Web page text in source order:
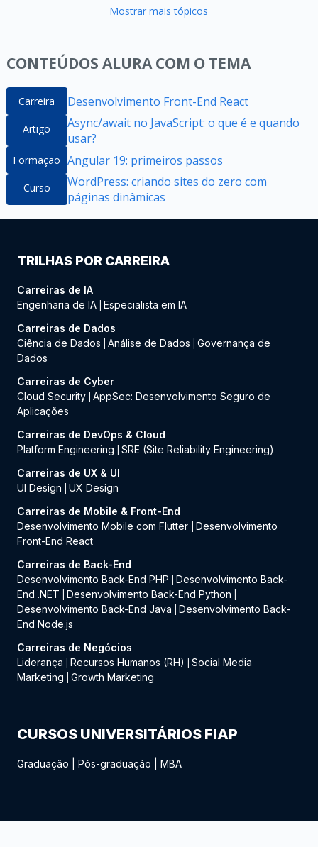
Mostrar mais tópicos
CONTEÚDOS ALURA COM O TEMA
Carreira Desenvolvimento Front-End React
Artigo
Async/await no JavaScript: o que é e quando
usar?
Formação Angular 19: primeiros passos
Curso
WordPress: criando sites do zero com
páginas dinâmicas
TRILHAS POR CARREIRA
Carreiras de IA
Engenharia de IA Especialista em IA
Carreiras de Dados
Ciência de Dados
Análise de Dados
Governança de
Dados
Carreiras de Cyber
Cloud Security AppSec: Desenvolvimento Seguro de
Aplicações
Carreiras de DevOps & Cloud
Platform Engineering
SRE (Site Reliability Engineering)
Carreiras de UX & UI
UI Design
UX Design
Carreiras de Mobile & Front-End
Desenvolvimento Mobile com Flutter
Desenvolvimento
Front-End React
Carreiras de Back-End
Desenvolvimento Back-End PHP
Desenvolvimento Back-
End .NET
Desenvolvimento Back-End Python
Desenvolvimento Back-End Java
Desenvolvimento Back-
End Node.js
Carreiras de Negócios
Liderança
Recursos Humanos (RH)
Social Media
Marketing
Growth Marketing
CURSOS UNIVERSITÁRIOS FIAP
Graduação Pós-graduação MBA